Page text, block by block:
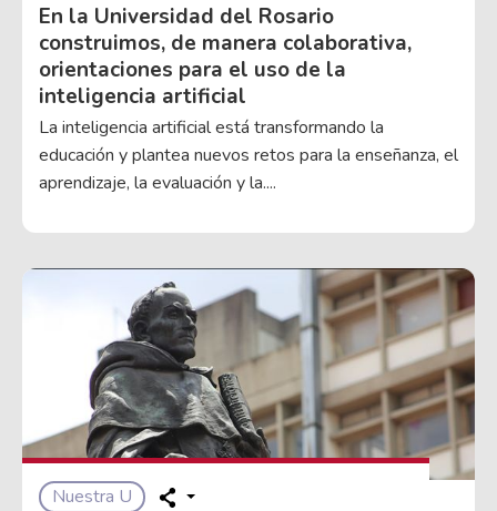
En la Universidad del Rosario
construimos, de manera colaborativa,
orientaciones para el uso de la
inteligencia artificial
La inteligencia artificial está transformando la
educación y plantea nuevos retos para la enseñanza, el
aprendizaje, la evaluación y la....
Nuestra U